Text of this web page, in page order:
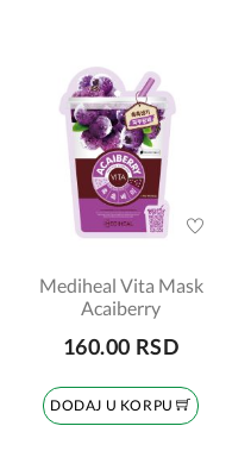
Mediheal Vita Mask
Acaiberry
160.00 RSD
DODAJ U KORPU